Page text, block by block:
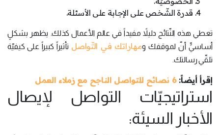
قدرة الشّخص على الإجابة على الأسئلة.
تعطي هذه النّتائج دليلاً مفيداً في عالم الأعمال كذلك. يظهر بشكلٍ
أساسيٍّ أنّ لموقفك ومهاراتك في التّواصل تأثيراً كبيراً على كيفيّة
تلقّي رسالتك.
إقرأ أيضاً:6 نصائح للتواصل الناجح مع زملاء العمل
استراتيجيّات التواصل لإيصال
الأخبار السيئة: